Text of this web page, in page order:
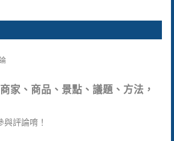
家、商品、景點、議題、方法，
評論唷！